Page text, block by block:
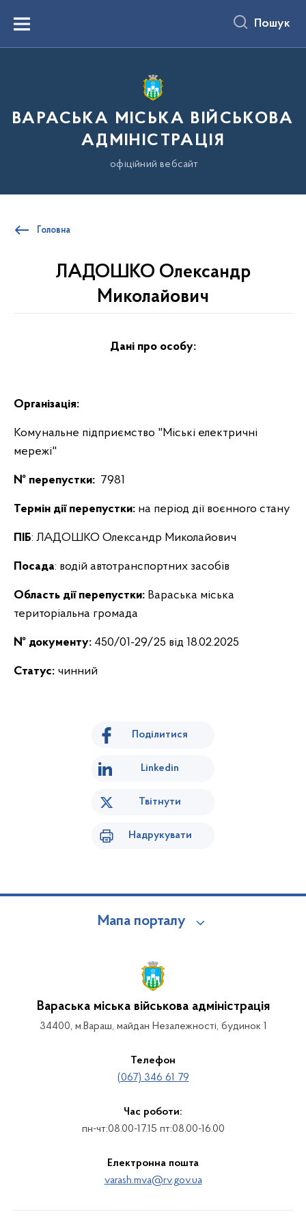
вмістуMenu Пошук
ВАРАСЬКА МІСЬКА ВІЙСЬКОВА
АДМІНІСТРАЦІЯ
офіційний вебсайт
Головна
ЛАДОШКО Олександр
Миколайович
Дані про особу:
Організація:
Комунальне підприємство "Міські електричні
мережі"
№ перепустки: 7981
Термін дії перепустки: на період дії воєнного стану
ПІБ: ЛАДОШКО Олександр Миколайович
Посада: водій автотранспортних засобів
Область дії перепустки: Вараська міська
територіальна громада
№ документу: 450/01-29/25 від 18.02.2025
Статус: чинний
Поділитися
Linkedin
Твітнути
Надрукувати
Мапа порталу
Вараська міська військова адміністрація
34400, м.Вараш, майдан Незалежності, будинок 1
Телефон
(067) 346 61 79
Час роботи:
пн-чт:08.00-17.15 пт:08.00-16.00
Електронна пошта
varash.mva@rv.gov.ua